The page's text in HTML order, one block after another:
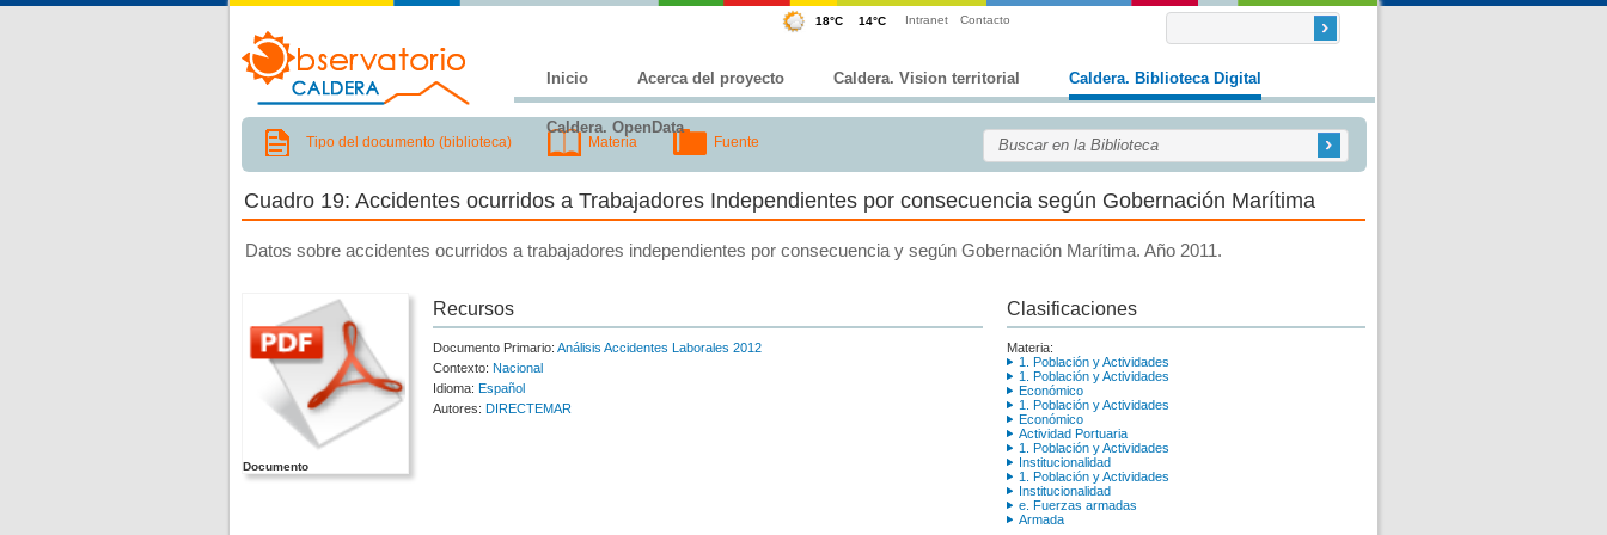
Intranet Contacto
Inicio Acerca del proyecto Caldera. Vision territorial Caldera. Biblioteca Digital
Caldera. OpenData
Tipo del documento (biblioteca) Materia Fuente
Cuadro 19: Accidentes ocurridos a Trabajadores Independientes por consecuencia según Gobernación Marítima
Datos sobre accidentes ocurridos a trabajadores independientes por consecuencia y según Gobernación Marítima. Año 2011.
Documento
Recursos
Documento Primario: Análisis Accidentes Laborales 2012
Contexto: Nacional
Idioma: Español
Autores: DIRECTEMAR
Clasificaciones
Materia:
1. Población y Actividades
1. Población y Actividades
Económico
1. Población y Actividades
Económico
Actividad Portuaria
1. Población y Actividades
Institucionalidad
1. Población y Actividades
Institucionalidad
e. Fuerzas armadas
Armada